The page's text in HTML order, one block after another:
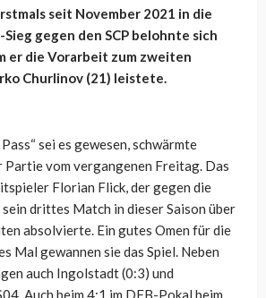
seit November 2021 in die
gegen den SCP belohnte sich
er die Vorarbeit zum zweiten
Churlinov (21) leistete.
sei es gewesen, schwärmte
Partie vom vergangenen Freitag. Das
Florian Flick, der gegen die
drittes Match in dieser Saison über
absolvierte. Ein gutes Omen für die
Mal gewannen sie das Spiel. Neben
auch Ingolstadt (0:3) und
Auch beim 4:1 im DFB-Pokal beim